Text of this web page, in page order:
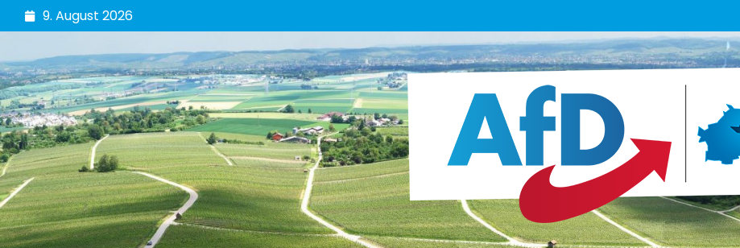
Zum
Inhalt
springen
9. August 2026